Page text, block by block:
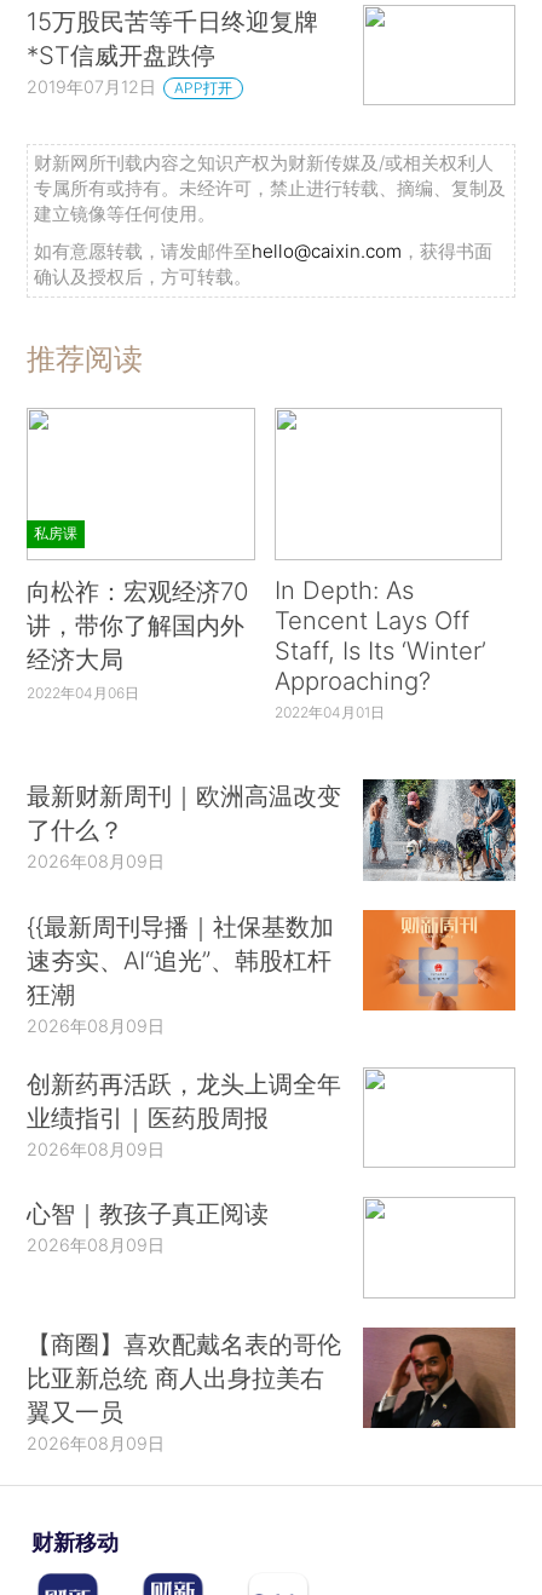
15万股民苦等千日终迎复牌
*ST信威开盘跌停
2019年07月12日 APP打开
财新网所刊载内容之知识产权为财新传媒及/或相关权利人
专属所有或持有。未经许可，禁止进行转载、摘编、复制及
建立镜像等任何使用。
如有意愿转载，请发邮件至hello@caixin.com ，获得书面
确认及授权后，方可转载。
推荐阅读
私房课
向松祚：宏观经济70
讲，带你了解国内外
经济大局
2022年04月06日
In Depth: As
Tencent Lays Off
Staff, Is Its ‘Winter’
Approaching?
2022年04月01日
最新财新周刊｜欧洲高温改变
了什么？
2026年08月09日
{{最新周刊导播｜社保基数加
速夯实、AI“追光”、韩股杠杆
狂潮
2026年08月09日
创新药再活跃，龙头上调全年
业绩指引｜医药股周报
2026年08月09日
心智｜教孩子真正阅读
2026年08月09日
【商圈】喜欢配戴名表的哥伦
比亚新总统 商人出身拉美右
翼又一员
2026年08月09日
财新移动